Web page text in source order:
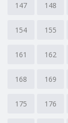
147 148
154 155
161 162
168 169
175 176